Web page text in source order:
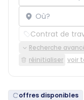
Localisation
Contrat de
Recherche
réinitialiser voir
offres disponibles